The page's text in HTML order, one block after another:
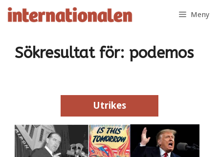
Hoppa
Meny
Sökresultat för: podemos
Utrikes
Utrikes